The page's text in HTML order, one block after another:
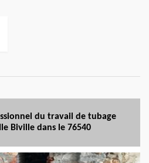
du travail de tubage
Biville dans le 76540